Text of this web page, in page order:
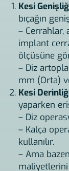
Kesi
bıçağın
– Cerrahlar,
implant
ölçüsüne
– Diz
mm (Orta)
Kesi
yaparken
– Diz
– Kalça
kullanılır.
– Ama